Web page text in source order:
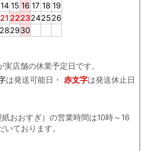
14 15 16 17 18 19
21 2223242526
282930
実店舗の休業予定日です。
は発送可能日・ 赤文字は発送休止日
おおすぎ）の営業時間は10時～16
ております。